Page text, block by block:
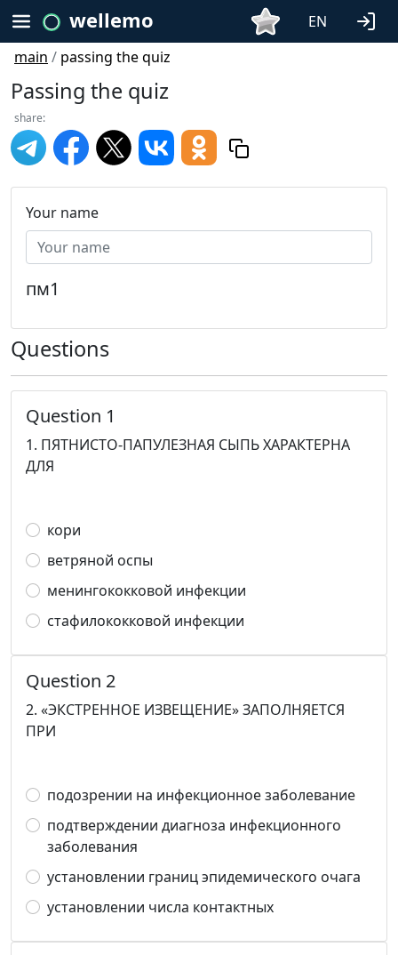
wellemo
EN
main / passing the quiz
Passing the quiz
share:
Your name
пм1
Questions
Question 1
1. ПЯТНИСТО-ПАПУЛЕЗНАЯ СЫПЬ ХАРАКТЕРНА
ДЛЯ
кори
ветряной оспы
менингококковой инфекции
стафилококковой инфекции
Question 2
2. «ЭКСТРЕННОЕ ИЗВЕЩЕНИЕ» ЗАПОЛНЯЕТСЯ
ПРИ
подозрении на инфекционное заболевание
подтверждении диагноза инфекционного
заболевания
установлении границ эпидемического очага
установлении числа контактных